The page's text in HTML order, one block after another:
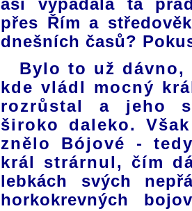
asi vypadala ta
přes Řím a
dnešních časů?
Bylo to už dávno,
kde vládl mocný
rozrůstal a jeho
široko daleko.
znělo Bójové -
král strárnul, čím
lebkách svých
horkokrevných